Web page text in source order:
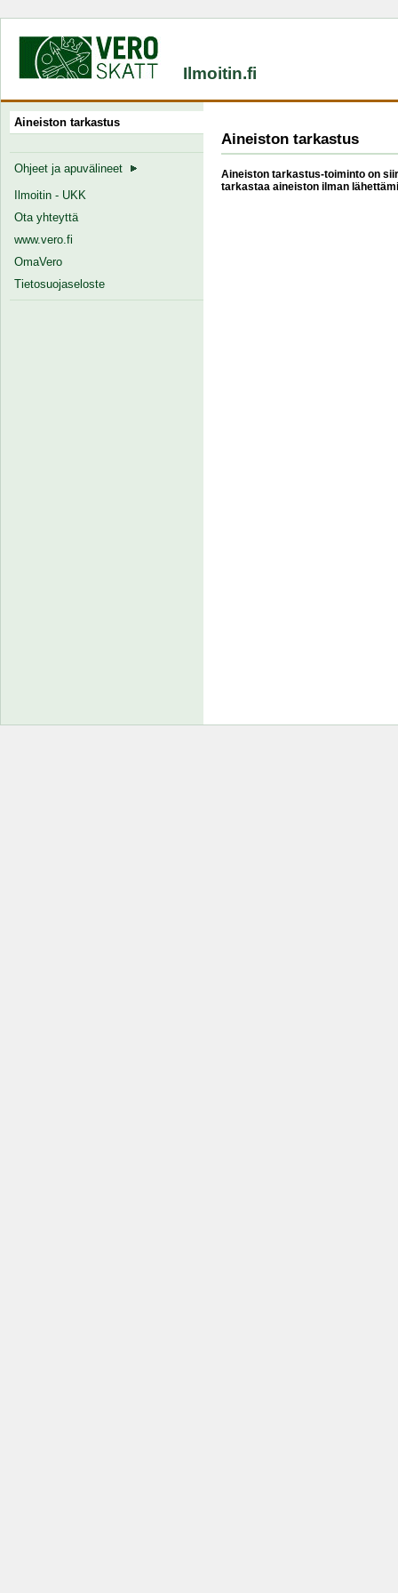
Ilmoitin.fi
Aineiston tarkastus
Ohjeet ja apuvälineet
Ilmoitin - UKK
Ota yhteyttä
www.vero.fi
OmaVero
Tietosuojaseloste
Aineiston tarkastus
Aineiston tarkastus-toiminto on
tarkastaa aineiston ilman